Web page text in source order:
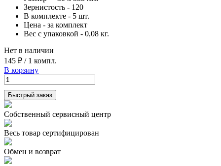
Зернистость - 120
В комплекте - 5 шт.
Цена - за комплект
Вес с упаковкой - 0,08 кг.
Нет в наличии
145 ₽ / 1 компл.
В корзину
Быстрый заказ
Собственный сервисный центр
Весь товар сертифицирован
Обмен и возврат